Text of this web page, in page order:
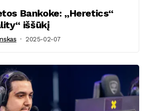
Bankoke: „Heretics“
iššūkį
2025-02-07